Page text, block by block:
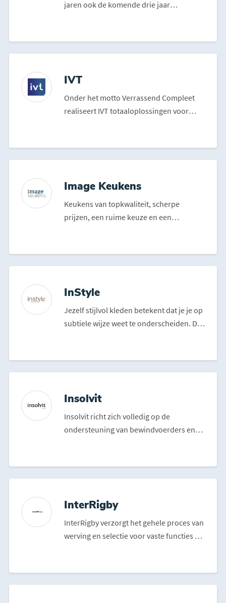
jaren ook de komende drie jaar
IVT
Onder het motto Verrassend Compleet
realiseert IVT totaaloplossingen voor
Image Keukens
Keukens van topkwaliteit, scherpe
prijzen, een ruime keuze en een
InStyle
Jezelf stijlvol kleden betekent dat je je op
subtiele wijze weet te onderscheiden. Dat
Insolvit
Insolvit richt zich volledig op de
ondersteuning van bewindvoerders en
InterRigby
InterRigby verzorgt het gehele proces van
werving en selectie voor vaste functies en